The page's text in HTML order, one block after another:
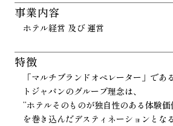
事業内容
ホテル経営 及び 運営
特徴
「マルチブランドオペレーター」であ
トジャパンのグループ理念は、
“ホテルそのものが独自性のある体験価
を巻き込んだデスティネーションとな